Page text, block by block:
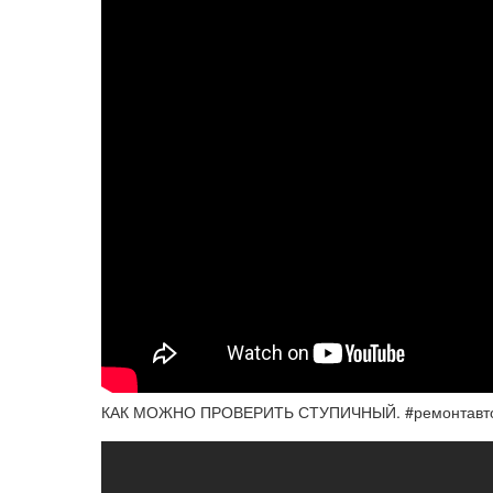
КАК МОЖНО ПРОВЕРИТЬ СТУПИЧНЫЙ.